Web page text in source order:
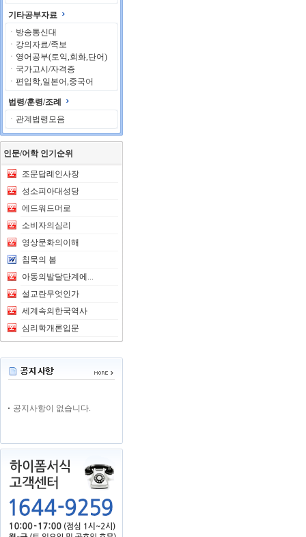
기타공부자료
ㆍ 방송통신대
ㆍ 강의자료/족보
ㆍ 영어공부(토익,회화,단어)
ㆍ 국가고시/자격증
ㆍ편입학,일본어,중국어
법령/훈령/조례
ㆍ 관계법령모음
인문/어학 인기순위
조문답례인사장
성소피아대성당
에드워드머로
소비자의심리
영상문화의이해
침묵의 봄
아동의발달단계에...
설교란무엇인가
세계속의한국역사
심리학개론입문
공지사항이 없습니다.